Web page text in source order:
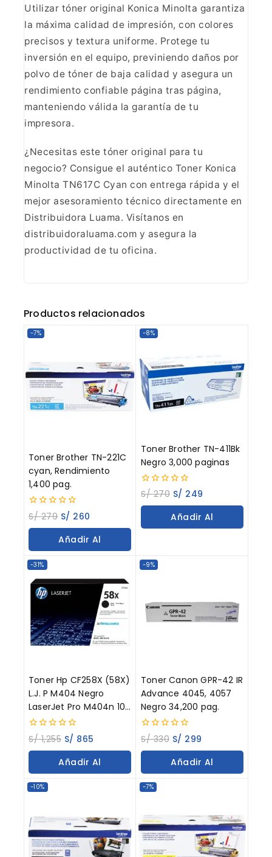
Utilizar tóner original Konica Minolta garantiza
la máxima calidad de impresión, con colores
precisos y textura uniforme. Protege tu
inversión en el equipo, previniendo daños por
polvo de tóner de baja calidad y asegura un
rendimiento confiable página tras página,
manteniendo válida la garantía de tu
impresora.
¿Necesitas este tóner original para tu
negocio? Consigue el auténtico Toner Konica
Minolta TN617C Cyan con entrega rápida y el
mejor asesoramiento técnico directamente en
Distribuidora Luama. Visítanos en
distribuidoraluama.com y asegura la
productividad de tu oficina.
Productos relacionados
-7%
Toner Brother TN-221C
cyan, Rendimiento
1,400 pag.
0
out
of
S/279 S/ 260
Añadir Al
-8%
Toner Brother TN-411Bk
Negro 3,000 paginas
0
out
of
S/270 S/ 249
Añadir Al
-31%
Toner Hp CF258X (58X)
L.J. P M404 Negro
LaserJet Pro M404n 10K
Paginas
0
out
of
S/1,255 S/ 865
Añadir Al
-9%
Toner Canon GPR-42 IR
Advance 4045, 4057
Negro 34,200 pag.
0
out
of
S/330 S/ 299
Añadir Al
-10% -7%